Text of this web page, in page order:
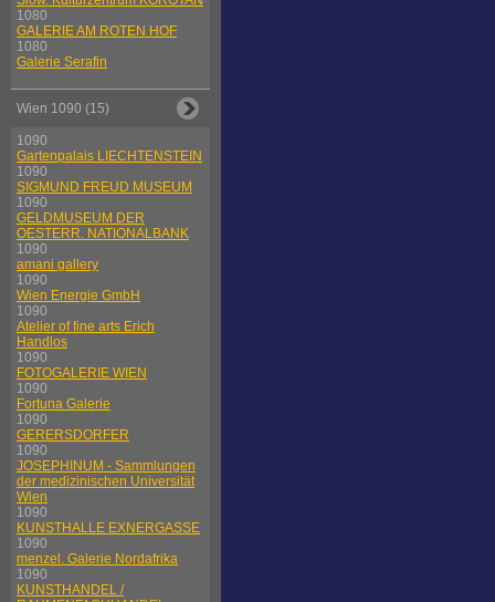
1080
GALERIE AM ROTEN HOF
1080
Galerie Serafin
Wien 1090 (15)
1090
Gartenpalais LIECHTENSTEIN
1090
SIGMUND FREUD MUSEUM
1090
GELDMUSEUM DER
OESTERR. NATIONALBANK
1090
amani gallery
1090
Wien Energie GmbH
1090
Atelier of fine arts Erich
Handlos
1090
FOTOGALERIE WIEN
1090
Fortuna Galerie
1090
GERERSDORFER
1090
JOSEPHINUM - Sammlungen
der medizinischen Universität
Wien
1090
KUNSTHALLE EXNERGASSE
1090
menzel. Galerie Nordafrika
1090
KUNSTHANDEL /